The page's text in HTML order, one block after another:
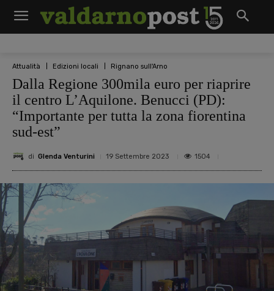
Attualità Edizioni locali Rignano sull'Arno
Dalla Regione 300mila euro per riaprire
il centro L’Aquilone. Benucci (PD):
“Importante per tutta la zona fiorentina
sud-est”
di Glenda Venturini 19 Settembre 2023 1504